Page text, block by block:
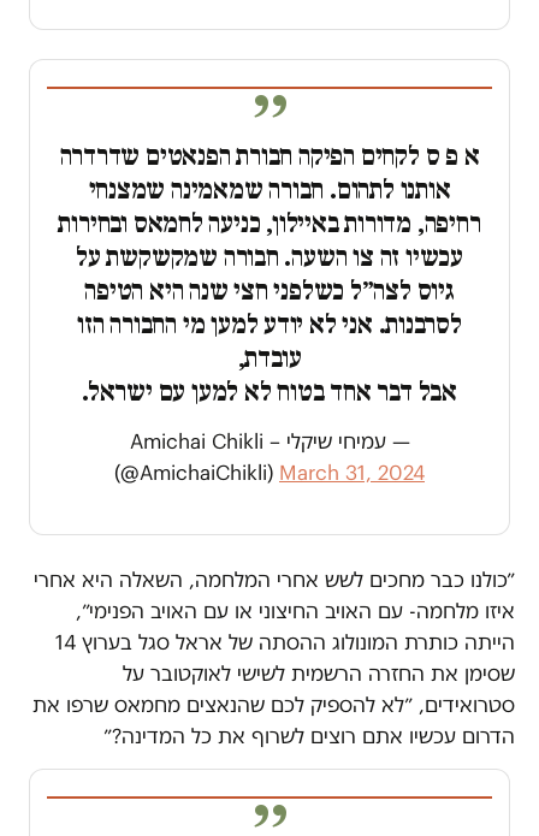
א פ ס לקחים הפיקה חבורת הפנאטים שדרדרה
אותנו לתהום. חבורה שמאמינה שמצנחי
רחיפה, מדורות באיילון, כניעה לחמאס ובחירות
עכשיו זה צו השעה. חבורה שמקשקשת על
גיוס לצה״ל כשלפני חצי שנה היא הטיפה
לסרבנות. אני לא יודע למען מי החבורה הזו
עובדת,
אבל דבר אחד בטוח לא למען עם ישראל.
— עמיחי שיקלי – Amichai Chikli
(@AmichaiChikli) March 31, 2024
״כולנו כבר מחכים לשש אחרי המלחמה, השאלה היא אחרי
איזו מלחמה- עם האויב החיצוני או עם האויב הפנימי״,
הייתה כותרת המונולוג ההסתה של אראל סגל בערוץ 14
שסימן את החזרה הרשמית לשישי לאוקטובר על
סטרואידים, ״לא להספיק לכם שהנאצים מחמאס שרפו את
הדרום עכשיו אתם רוצים לשרוף את כל המדינה?״